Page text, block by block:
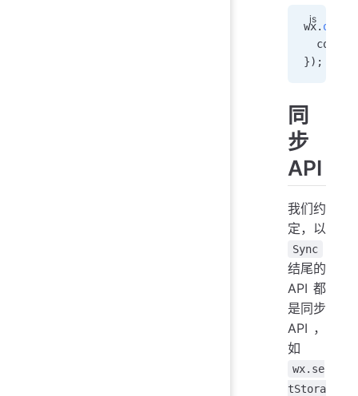
wx.
});
同
步
API
我们约
定，以
Sync
结尾的
API 都
是同步
API，
如
wx.se
tStora